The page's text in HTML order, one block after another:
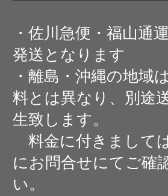
・佐川急便・福山通
発送となります
・離島・沖縄の地域
料とは異なり、別途
生致します。
料金に付きまして
にお問合せにてご確
い。